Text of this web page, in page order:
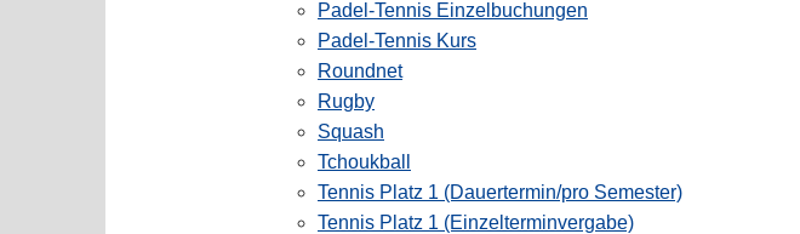
Padel-Tennis Einzelbuchungen
Padel-Tennis Kurs
Roundnet
Rugby
Squash
Tchoukball
Tennis Platz 1 (Dauertermin/pro Semester)
Tennis Platz 1 (Einzelterminvergabe)